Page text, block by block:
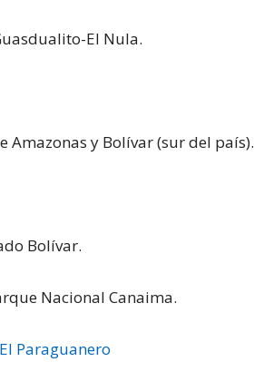
El Nula.
Amazonas y Bolívar (sur del país).
Bolívar.
Nacional Canaima.
Paraguanero